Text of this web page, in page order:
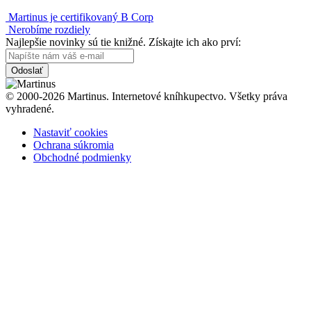
Martinus je certifikovaný B Corp
Nerobíme rozdiely
Najlepšie novinky sú tie knižné. Získajte ich ako prví:
Odoslať
© 2000-2026 Martinus. Internetové kníhkupectvo. Všetky práva
vyhradené.
Nastaviť cookies
Ochrana súkromia
Obchodné podmienky